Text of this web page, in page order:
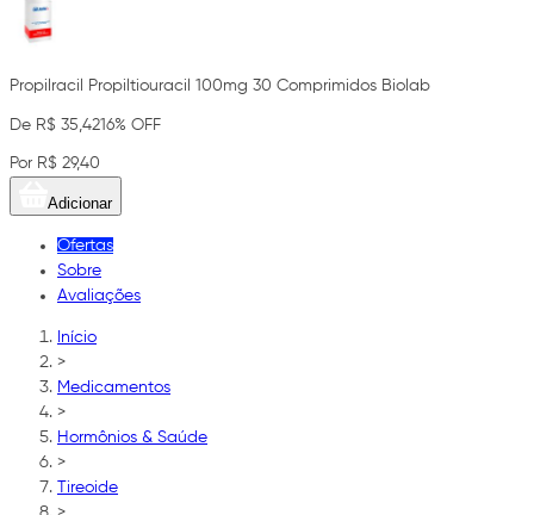
Propilracil Propiltiouracil 100mg 30 Comprimidos Biolab
De R$ 35,4216% OFF
Por R$ 29,40
Adicionar
Ofertas
Sobre
Avaliações
Início
>
Medicamentos
>
Hormônios & Saúde
>
Tireoide